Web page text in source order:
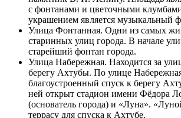
с фонтанами и цветочными
украшением является музыкальный
Улица Фонтанная. Одни из самых
старинных улиц города. В начале
старейший фонтан города.
Улица Набережная. Находится за
берегу Ахтубы. По улице
благоустроенный спуск к берегу
ней открыт стадион имени Фёдора
(основатель города) и «Луна».
террасу для спуска к Ахтубе.